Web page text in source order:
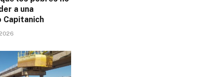
a una
Capitanich